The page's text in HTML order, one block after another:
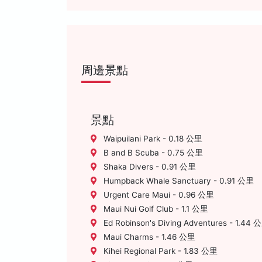
周邊景點
景點
Waipuilani Park - 0.18 公里
B and B Scuba - 0.75 公里
Shaka Divers - 0.91 公里
Humpback Whale Sanctuary - 0.91 公里
Urgent Care Maui - 0.96 公里
Maui Nui Golf Club - 1.1 公里
Ed Robinson's Diving Adventures - 1.44
Maui Charms - 1.46 公里
Kihei Regional Park - 1.83 公里